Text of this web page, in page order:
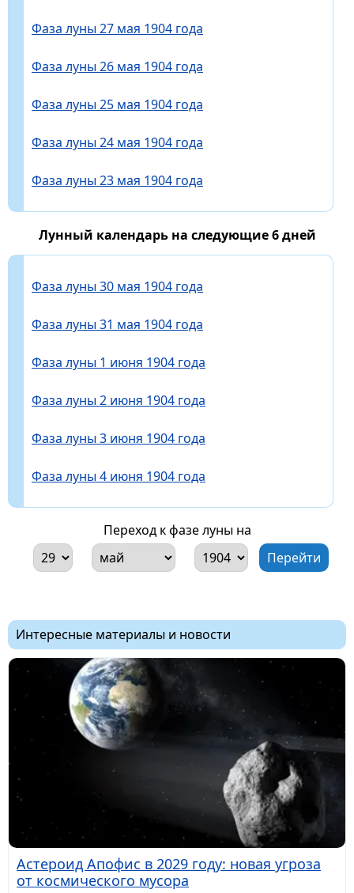
Фаза луны 27 мая 1904 года
Фаза луны 26 мая 1904 года
Фаза луны 25 мая 1904 года
Фаза луны 24 мая 1904 года
Фаза луны 23 мая 1904 года
Лунный календарь на следующие 6 дней
Фаза луны 30 мая 1904 года
Фаза луны 31 мая 1904 года
Фаза луны 1 июня 1904 года
Фаза луны 2 июня 1904 года
Фаза луны 3 июня 1904 года
Фаза луны 4 июня 1904 года
Переход к фазе луны на
Интересные материалы и новости
Астероид Апофис в 2029 году: новая угроза
от космического мусора